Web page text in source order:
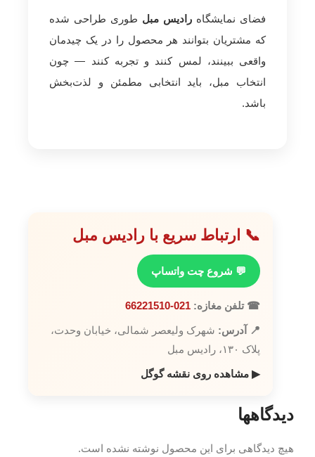
فضای نمایشگاه رادیس مبل طوری طراحی شده
که مشتریان بتوانند هر محصول را در یک چیدمان
واقعی ببینند، لمس کنند و تجربه کنند — چون
انتخاب مبل، باید انتخابی مطمئن و لذت‌بخش
باشد.
📞 ارتباط سریع با رادیس مبل
💬 شروع چت واتساپ
☎ تلفن مغازه: 021-66221510
📍 آدرس: شهرک ولیعصر شمالی، خیابان وحدت،
پلاک ۱۳۰، رادیس مبل
▶ مشاهده روی نقشه گوگل
دیدگاهها
هیچ دیدگاهی برای این محصول نوشته نشده است.